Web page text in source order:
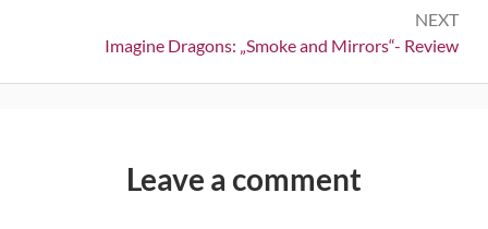
NEXT
Next:
Imagine Dragons: „Smoke and Mirrors“- Review
Leave a comment